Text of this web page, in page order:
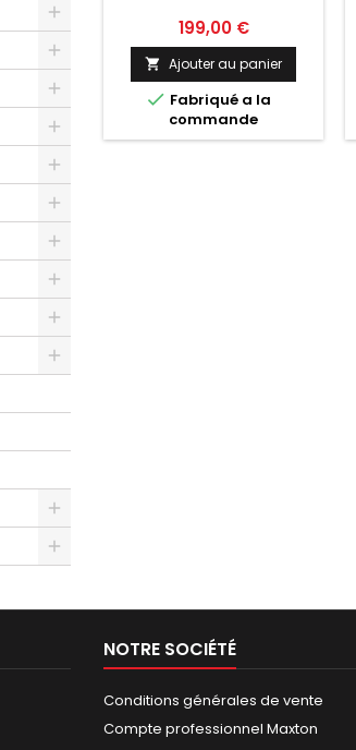
FACELIFT / S204 FACELIFT
NOIR BRILLANT
Prix
199,00 €
 Ajouter au panier
 Fabriqué a la
commande
NOTRE SOCIÉTÉ
Conditions générales de vente
Compte professionnel Maxton